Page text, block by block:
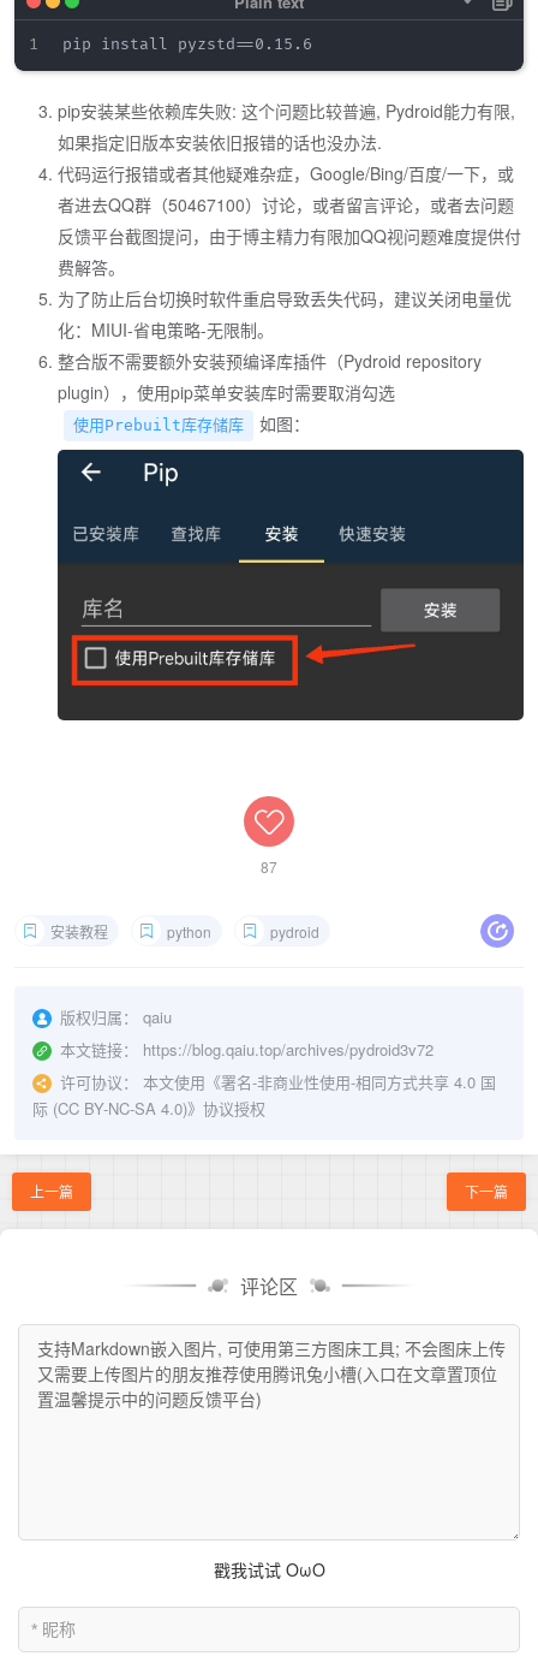
pip安装某些依赖库失败: 这个问题比较普遍, Pydroid能力有限,
如果指定旧版本安装依旧报错的话也没办法.
代码运行报错或者其他疑难杂症，Google/Bing/百度/一下，或
者进去QQ群（50467100）讨论，或者留言评论，或者去问题
反馈平台截图提问，由于博主精力有限加QQ视问题难度提供付
费解答。
为了防止后台切换时软件重启导致丢失代码，建议关闭电量优
化：MIUI-省电策略-无限制。
整合版不需要额外安装预编译库插件（Pydroid repository
plugin），使用pip菜单安装库时需要取消勾选
使用Prebuilt库存储库 如图：
87
安装教程 python pydroid
版权归属：
qaiu
本文链接：
https://blog.qaiu.top/archives/pydroid3v72
许可协议：
本文使用《署名-非商业性使用-相同方式共享 4.0 国
际 (CC BY-NC-SA 4.0)》协议授权
上一篇 下一篇
评论区